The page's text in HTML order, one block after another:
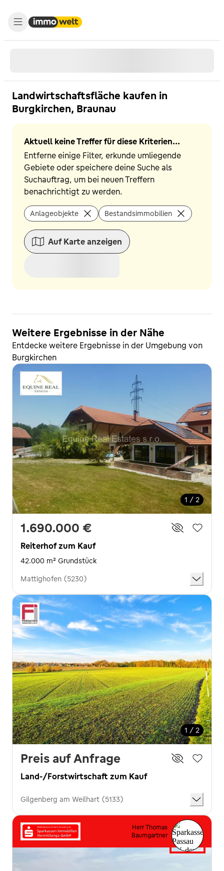
Landwirtschaftsfläche kaufen in
Burgkirchen, Braunau
Aktuell keine Treffer für diese Kriterien...
Entferne einige Filter, erkunde umliegende
Gebiete oder speichere deine Suche als
Suchauftrag, um bei neuen Treffern
benachrichtigt zu werden.
Anlageobjekte Bestandsimmobilien
Auf Karte anzeigen
Weitere Ergebnisse in der Nähe
Entdecke weitere Ergebnisse in der Umgebung von
Burgkirchen
1 / 2
1.690.000 €
Reiterhof zum Kauf
42.000 m² Grundstück
Mattighofen (5230)
1 / 2
Preis auf Anfrage
Land-/Forstwirtschaft zum Kauf
Gilgenberg am Weilhart (5133)
Herr Thomas
Baumgartner